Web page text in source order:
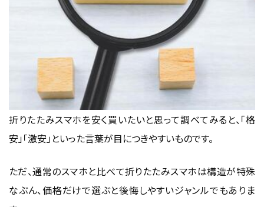
折りたたみスマホを安く買いたいと思って調べてみると、「格
安」「激安」といった言葉が目につきやすいものです。
ただ、通常のスマホと比べて折りたたみスマホは構造が特殊
なぶん、価格だけで選ぶと後悔しやすいジャンルでもありま